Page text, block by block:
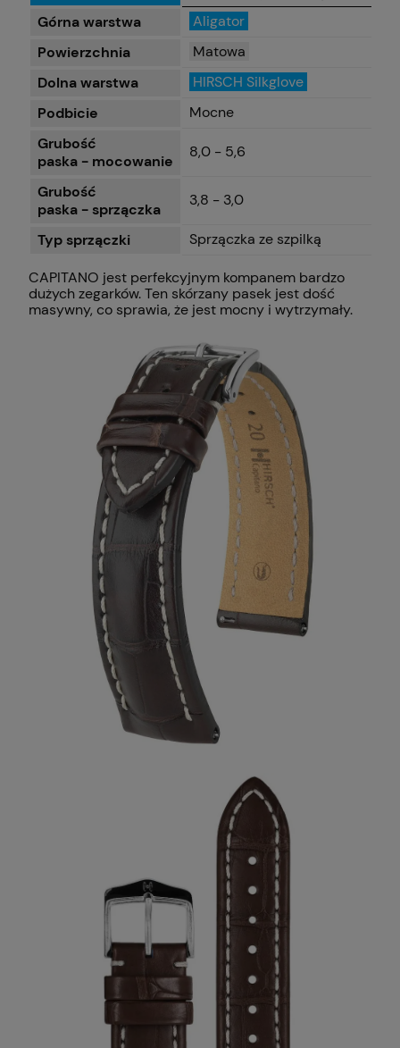
Górna warstwa
Aligator
Powierzchnia
Matowa
Dolna warstwa
HIRSCH Silkglove
Podbicie
Mocne
Grubość
paska - mocowanie
8,0 - 5,6
Grubość
paska - sprzączka
3,8 - 3,0
Typ sprzączki Sprzączka ze szpilką
CAPITANO jest perfekcyjnym kompanem bardzo
dużych zegarków. Ten skórzany pasek jest dość
masywny, co sprawia, że jest mocny i wytrzymały.